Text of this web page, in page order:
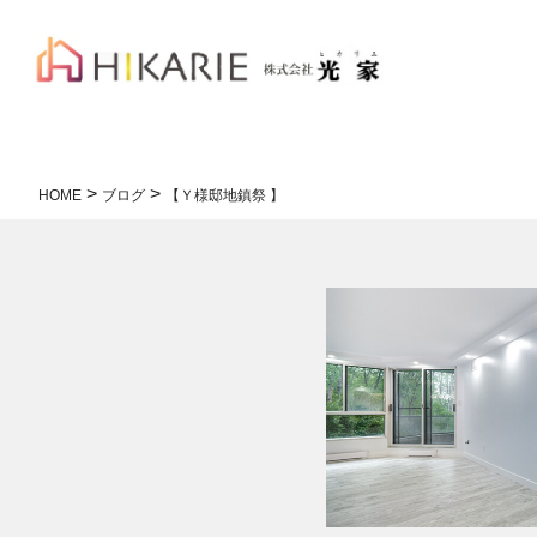
HOME > ブログ > 【Ｙ様邸地鎮祭 】